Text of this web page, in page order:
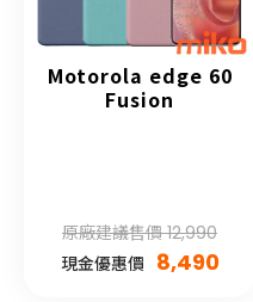
Motorola edge 60
Fusion
原廠建議售價 12,990
現金優惠價 8,490